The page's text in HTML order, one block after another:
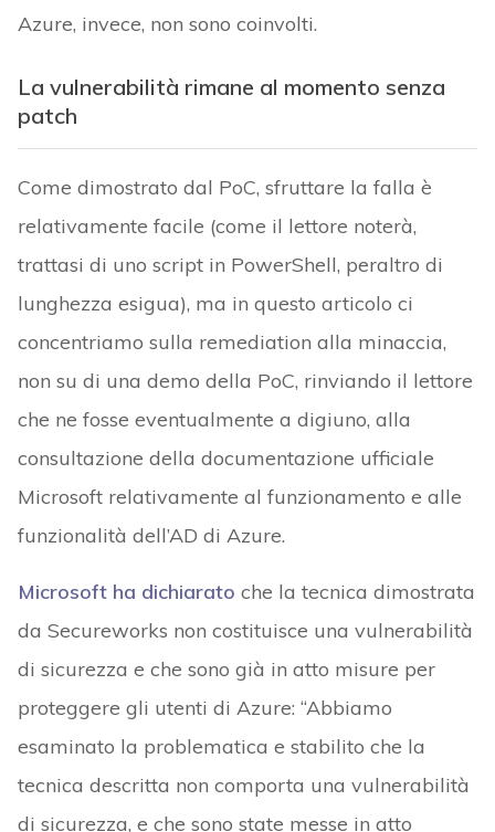
Azure, invece, non sono coinvolti.
La vulnerabilità rimane al momento senza
patch
Come dimostrato dal PoC, sfruttare la falla è
relativamente facile (come il lettore noterà,
trattasi di uno script in PowerShell, peraltro di
lunghezza esigua), ma in questo articolo ci
concentriamo sulla remediation alla minaccia,
non su di una demo della PoC, rinviando il lettore
che ne fosse eventualmente a digiuno, alla
consultazione della documentazione ufficiale
Microsoft relativamente al funzionamento e alle
funzionalità dell’AD di Azure.
Microsoft ha dichiarato che la tecnica dimostrata
da Secureworks non costituisce una vulnerabilità
di sicurezza e che sono già in atto misure per
proteggere gli utenti di Azure: “Abbiamo
esaminato la problematica e stabilito che la
tecnica descritta non comporta una vulnerabilità
di sicurezza, e che sono state messe in atto